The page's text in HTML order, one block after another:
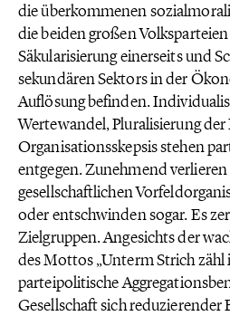
die überkommenen
die beiden großen
Säkularisierung einerseits und
sekundären Sektors in der
Auflösung befinden.
Wertewandel, Pluralisierung
Organisationsskepsis stehen
entgegen. Zunehmend
gesellschaftlichen
oder entschwinden sogar. Es
Zielgruppen. Angesichts der
des Mottos „Unterm Strich zähl
parteipolitische
Gesellschaft sich reduzierender